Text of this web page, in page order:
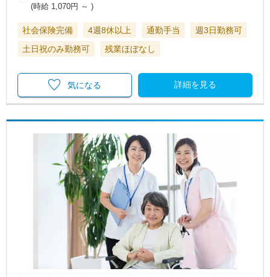
(時給 1,070円 ～ )
社会保険完備 4週8休以上 通勤手当
週3日勤務可
土日祝のみ勤務可
残業ほぼなし
詳細を見る
気になる